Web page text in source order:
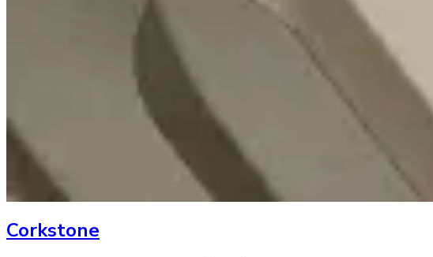
Corkstone